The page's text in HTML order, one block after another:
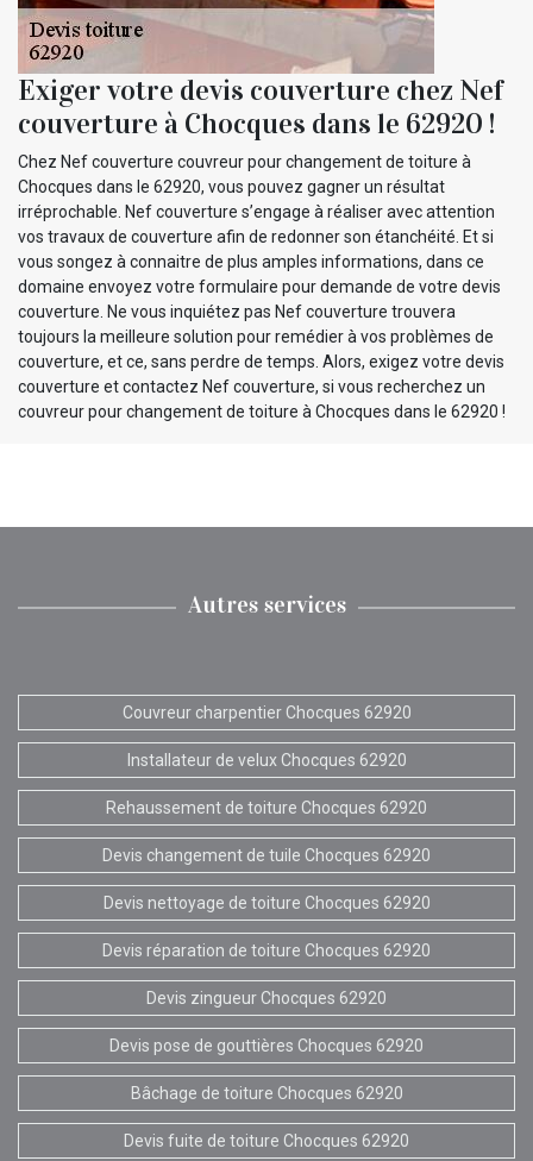
Exiger votre devis couverture chez Nef
couverture à Chocques dans le 62920 !
Chez Nef couverture couvreur pour changement de toiture à
Chocques dans le 62920, vous pouvez gagner un résultat
irréprochable. Nef couverture s’engage à réaliser avec attention
vos travaux de couverture afin de redonner son étanchéité. Et si
vous songez à connaitre de plus amples informations, dans ce
domaine envoyez votre formulaire pour demande de votre devis
couverture. Ne vous inquiétez pas Nef couverture trouvera
toujours la meilleure solution pour remédier à vos problèmes de
couverture, et ce, sans perdre de temps. Alors, exigez votre devis
couverture et contactez Nef couverture, si vous recherchez un
couvreur pour changement de toiture à Chocques dans le 62920 !
Autres services
Couvreur charpentier Chocques 62920
Installateur de velux Chocques 62920
Rehaussement de toiture Chocques 62920
Devis changement de tuile Chocques 62920
Devis nettoyage de toiture Chocques 62920
Devis réparation de toiture Chocques 62920
Devis zingueur Chocques 62920
Devis pose de gouttières Chocques 62920
Bâchage de toiture Chocques 62920
Devis fuite de toiture Chocques 62920